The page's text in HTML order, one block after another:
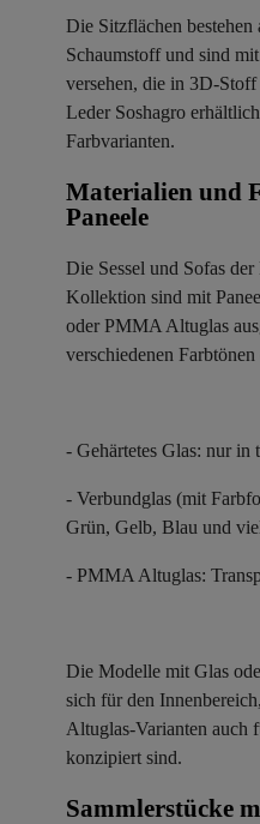
Die Sitzflächen bestehen
Schaumstoff und sind
versehen, die in 3D-
Leder Soshagro
Farbvarianten.
Materialien und
Paneele ​
Die Sessel und Sofas
Kollektion sind mit
oder PMMA Altuglas
verschiedenen
- Gehärtetes Glas: nur in
- Verbundglas (mit
Grün, Gelb, Blau und
- PMMA Altuglas:
Die Modelle mit Glas
sich für den
Altuglas-Varianten auch
konzipiert sind.
Sammlerstücke